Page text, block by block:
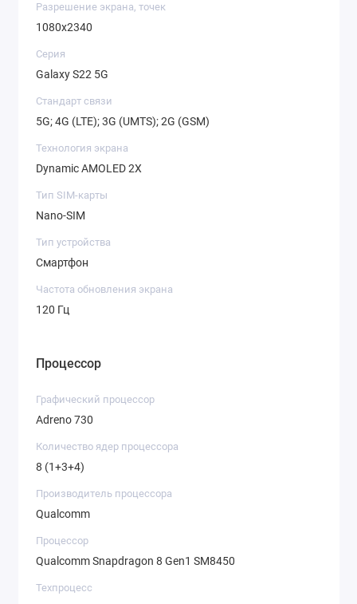
Разрешение экрана, точек
1080х2340
Серия
Galaxy S22 5G
Стандарт связи
5G; 4G (LTE); 3G (UMTS); 2G (GSM)
Технология экрана
Dynamic AMOLED 2X
Тип SIM-карты
Nano-SIM
Тип устройства
Смартфон
Частота обновления экрана
120 Гц
Процессор
Графический процессор
Adreno 730
Количество ядер процессора
8 (1+3+4)
Производитель процессора
Qualcomm
Процессор
Qualcomm Snapdragon 8 Gen1 SM8450
Техпроцесс